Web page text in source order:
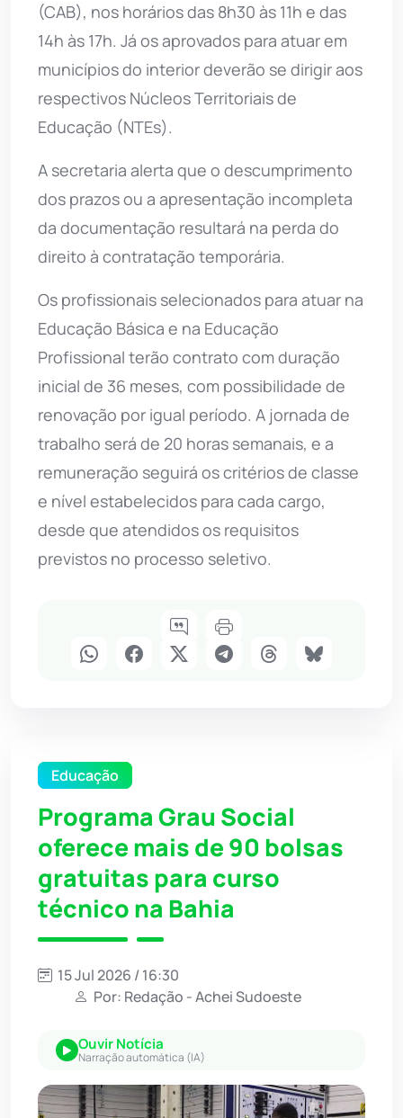
(CAB), nos horários das 8h30 às 11h e das
14h às 17h. Já os aprovados para atuar em
municípios do interior deverão se dirigir aos
respectivos Núcleos Territoriais de
Educação (NTEs).
A secretaria alerta que o descumprimento
dos prazos ou a apresentação incompleta
da documentação resultará na perda do
direito à contratação temporária.
Os profissionais selecionados para atuar na
Educação Básica e na Educação
Profissional terão contrato com duração
inicial de 36 meses, com possibilidade de
renovação por igual período. A jornada de
trabalho será de 20 horas semanais, e a
remuneração seguirá os critérios de classe
e nível estabelecidos para cada cargo,
desde que atendidos os requisitos
previstos no processo seletivo.
Educação
Programa Grau Social
oferece mais de 90 bolsas
gratuitas para curso
técnico na Bahia
15 Jul 2026 / 16:30
Por: Redação - Achei Sudoeste
Ouvir Notícia
Narração automática (IA)